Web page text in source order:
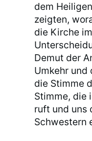
dem
zeigten,
die Kirche
Demut der
Umkehr und
die Stimme
Stimme, die
ruft und uns
Schwestern